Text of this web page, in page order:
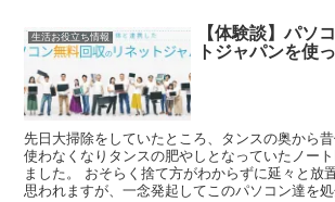
生活お役立ち情報
【体験談】パソ
トジャパンを使
先日大掃除をしていたところ、タンスの奥から
使わなくなりタンスの肥やしとなっていたノー
ました。 おそらく捨て方がわからずに延々と放
思われますが、一念発起してこのパソコン達を